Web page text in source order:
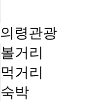
의령관광
볼거리
먹거리
숙박